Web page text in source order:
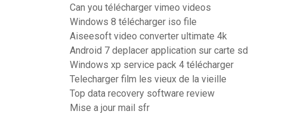
Can you télécharger vimeo videos
Windows 8 télécharger iso file
Aiseesoft video converter ultimate 4k
Android 7 deplacer application sur carte sd
Windows xp service pack 4 télécharger
Telecharger film les vieux de la vieille
Top data recovery software review
Mise a jour mail sfr